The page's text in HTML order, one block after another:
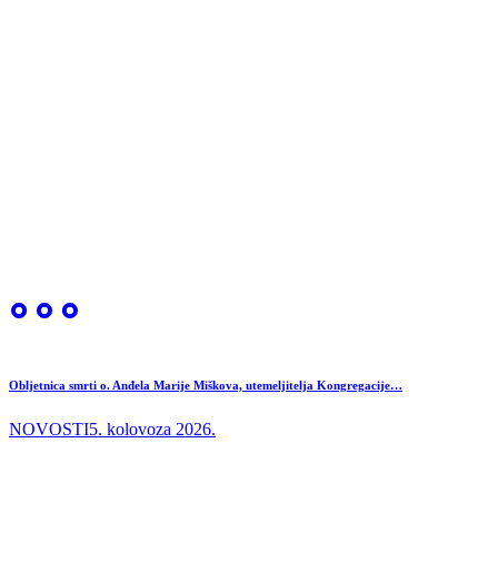
Obljetnica smrti o. Anđela Marije Miškova, utemeljitelja Kongregacije…
NOVOSTI5. kolovoza 2026.